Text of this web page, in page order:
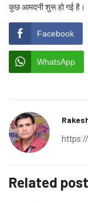
कुछ आमदनी शुरू हो गई है।
Facebook
WhatsApp
Related post